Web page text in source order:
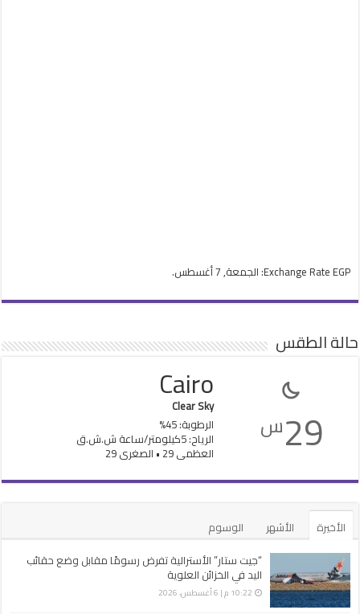
Exchange Rate EGP : الجمعة, 7 أغسطس.
حالة الطقس
29س
Cairo
Clear Sky
الرطوبة: 45%
الرياح: 5كيلومتر/ساعة ش.ش.ق‎
العظمى 29 • الصغرى 29
الأخيرة الأشهر
الوسوم
“جيت ستار” الأسترالية تفرض رسومًا مقابل وضع حقائب
اليد في الخزائن العلوية
10:22 م | 6 أغسطس، 2026